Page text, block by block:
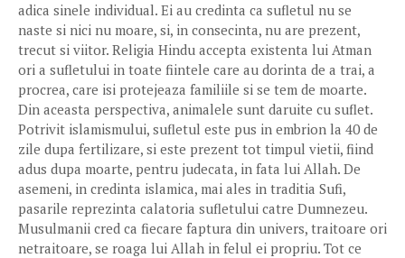
adica sinele individual. Ei au credinta ca sufletul nu se
naste si nici nu moare, si, in consecinta, nu are prezent,
trecut si viitor. Religia Hindu accepta existenta lui Atman
ori a sufletului in toate fiintele care au dorinta de a trai, a
procrea, care isi protejeaza familiile si se tem de moarte.
Din aceasta perspectiva, animalele sunt daruite cu suflet.
Potrivit islamismului, sufletul este pus in embrion la 40 de
zile dupa fertilizare, si este prezent tot timpul vietii, fiind
adus dupa moarte, pentru judecata, in fata lui Allah. De
asemeni, in credinta islamica, mai ales in traditia Sufi,
pasarile reprezinta calatoria sufletului catre Dumnezeu.
Musulmanii cred ca fiecare faptura din univers, traitoare ori
netraitoare, se roaga lui Allah in felul ei propriu. Tot ce